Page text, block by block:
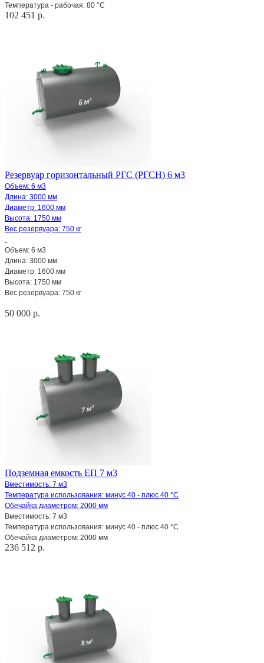
Температура - рабочая: 80 °С
102 451 р.
Резервуар горизонтальный РГС (РГСН) 6 м3
Объем: 6 м3
Длина: 3000 мм
Диаметр: 1600 мм
Высота: 1750 мм
Вес резервуара: 750 кг
Объем: 6 м3
Длина: 3000 мм
Диаметр: 1600 мм
Высота: 1750 мм
Вес резервуара: 750 кг
50 000 р.
Подземная емкость ЕП 7 м3
Вместимость: 7 м3
Температура использования: минус 40 - плюс 40 °С
Обечайка диаметром: 2000 мм
Вместимость: 7 м3
Температура использования: минус 40 - плюс 40 °С
Обечайка диаметром: 2000 мм
236 512 р.